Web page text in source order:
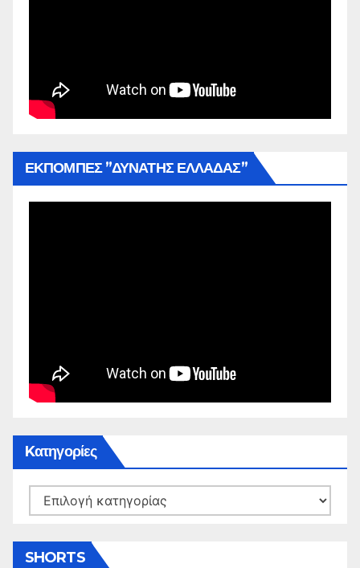
ΕΚΠΟΜΠΕΣ ”ΔΥΝΑΤΗΣ ΕΛΛΑΔΑΣ”
Kατηγορίες
Kατηγορίες
SHORTS